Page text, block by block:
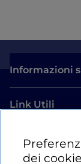
Informazioni
Link Utili
Login
dei cookie